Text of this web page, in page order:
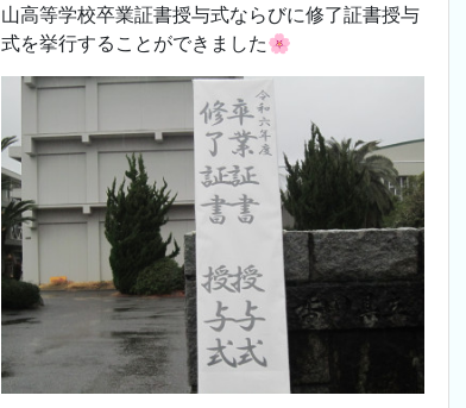
山高等学校卒業証書授与式ならびに修了証書授与
式を挙行することができました🌸